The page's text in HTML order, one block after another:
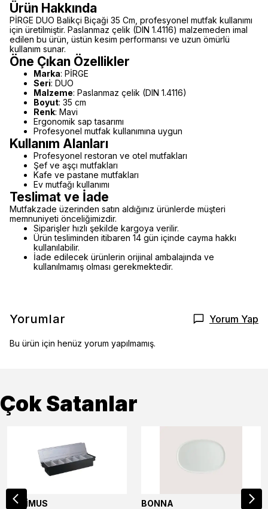
Ürün Hakkında
PİRGE DUO Balikçi Biçaği 35 Cm, profesyonel mutfak kullanımı
için üretilmiştir. Paslanmaz çelik (DIN 1.4116) malzemeden imal
edilen bu ürün, üstün kesim performansı ve uzun ömürlü
kullanım sunar.
Öne Çıkan Özellikler
Marka: PİRGE
Seri: DUO
Malzeme: Paslanmaz çelik (DIN 1.4116)
Boyut: 35 cm
Renk: Mavi
Ergonomik sap tasarımı
Profesyonel mutfak kullanımına uygun
Kullanım Alanları
Profesyonel restoran ve otel mutfakları
Şef ve aşçı mutfakları
Kafe ve pastane mutfakları
Ev mutfağı kullanımı
Teslimat ve İade
Mutfakzade üzerinden satın aldığınız ürünlerde müşteri
memnuniyeti önceliğimizdir.
Siparişler hızlı şekilde kargoya verilir.
Ürün tesliminden itibaren 14 gün içinde cayma hakkı
kullanılabilir.
İade edilecek ürünlerin orijinal ambalajında ve
kullanılmamış olması gerekmektedir.
Yorumlar Yorum Yap
Bu ürün için henüz yorum yapılmamış.
Çok Satanlar
OPTİMUS BONNA